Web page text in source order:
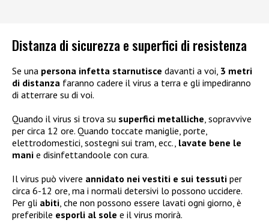
Distanza di sicurezza e superfici di resistenza
Se una persona infetta starnutisce davanti a voi, 3 metri
di distanza faranno cadere il virus a terra e gli impediranno
di atterrare su di voi.
Quando il virus si trova su superfici metalliche , sopravvive
per circa 12 ore. Quando toccate maniglie, porte,
elettrodomestici, sostegni sui tram, ecc., lavate bene le
mani e disinfettandoole con cura.
Il virus può vivere annidato nei vestiti e sui tessuti per
circa 6-12 ore, ma i normali detersivi lo possono uccidere.
Per gli abiti , che non possono essere lavati ogni giorno, è
preferibile esporli al sole e il virus morirà.